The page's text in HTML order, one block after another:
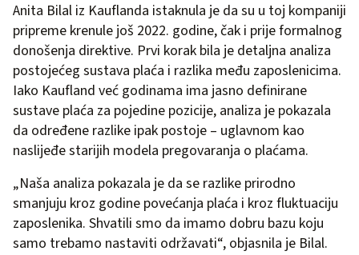
Anita Bilal iz Kauflanda istaknula je da su u toj kompaniji
pripreme krenule još 2022. godine, čak i prije formalnog
donošenja direktive. Prvi korak bila je detaljna analiza
postojećeg sustava plaća i razlika među zaposlenicima.
Iako Kaufland već godinama ima jasno definirane
sustave plaća za pojedine pozicije, analiza je pokazala
da određene razlike ipak postoje – uglavnom kao
naslijeđe starijih modela pregovaranja o plaćama.
„Naša analiza pokazala je da se razlike prirodno
smanjuju kroz godine povećanja plaća i kroz fluktuaciju
zaposlenika. Shvatili smo da imamo dobru bazu koju
samo trebamo nastaviti održavati“, objasnila je Bilal.